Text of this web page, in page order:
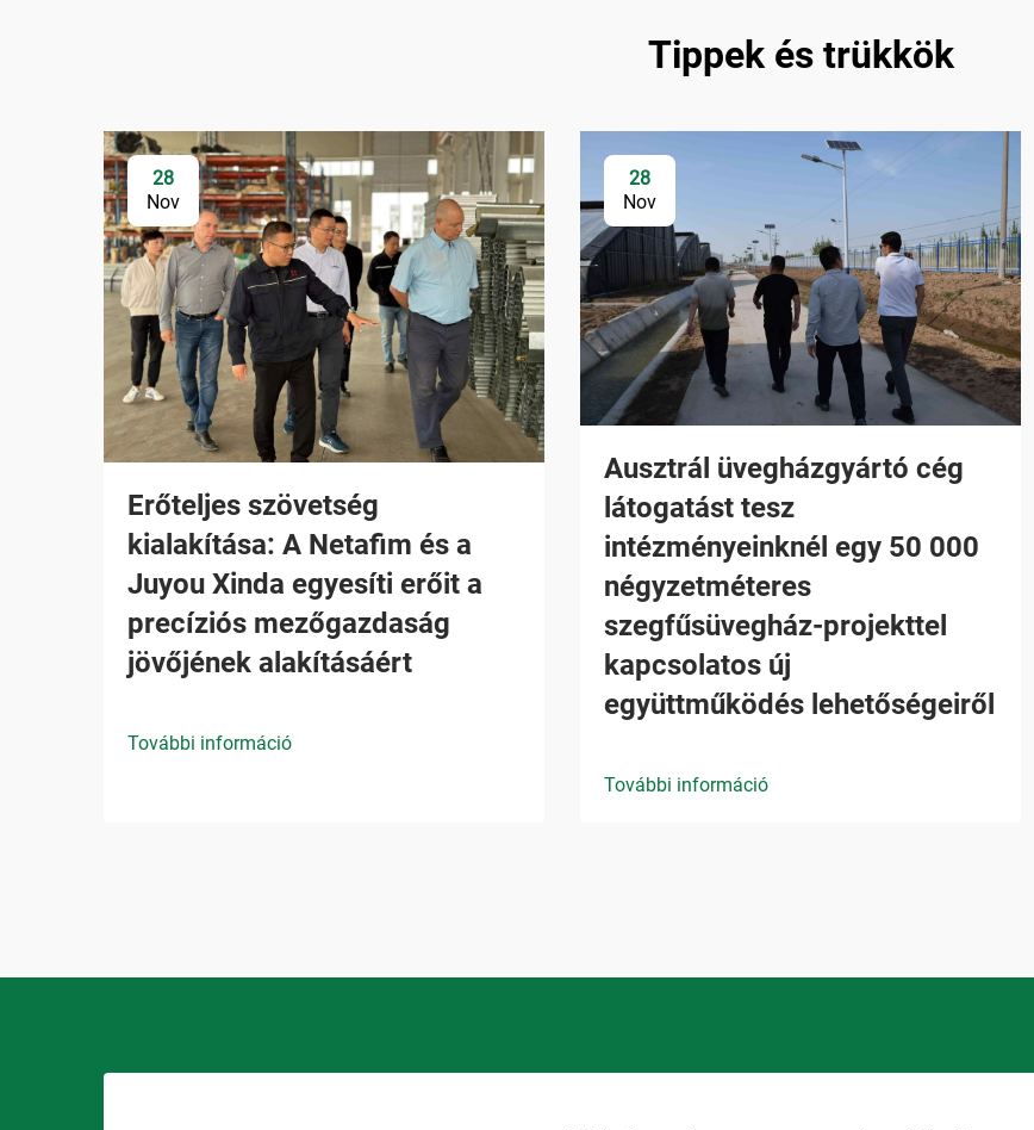
Tippek és trükkök
28
Nov
Erőteljes szövetség
kialakítása: A Netafim és a
Juyou Xinda egyesíti erőit a
precíziós mezőgazdaság
jövőjének alakításáért
További információ
28
Nov
Ausztrál üvegházgyártó cég
látogatást tesz
intézményeinknél egy 50 000
négyzetméteres
szegfűsüvegház-projekttel
kapcsolatos új
együttműködés lehetőségeiről
További információ